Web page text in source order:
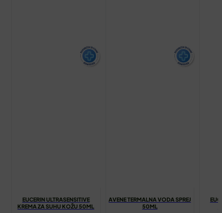
EUCERIN ULTRASENSITIVE
KREMA ZA SUHU KOŽU 50ML
AVENE TERMALNA VODA SPREJ
50ML